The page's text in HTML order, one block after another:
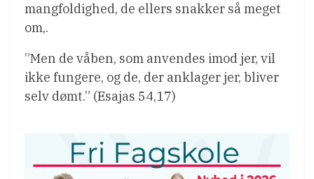
mangfoldighed, de ellers snakker så meget
om,.
”Men de våben, som anvendes imod jer, vil
ikke fungere, og de, der anklager jer, bliver
selv dømt.” (Esajas 54,17)